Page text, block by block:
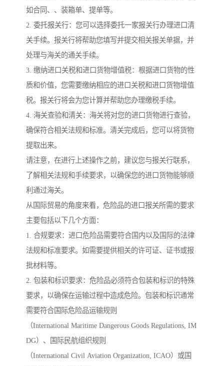
如合同、、装箱单、提单等。
2. 委托报关行：您可以选择委托一家报关行办理进口清
关手续。报关行将帮助您填写并提交相关报关单据，并
处理与海关的通关手续。
3. 缴纳进口关税和进口货物增值税：根据进口货物的性
质和价值，您需要缴纳相应的进口关税和进口货物增值
税。报关行将会为您计算并帮助您办理缴税手续。
4. 海关查验和清关：海关将对您的进口货物进行查验，
确保符合相关法规和标准。清关完成后，您可以将货物
提取出来。
请注意，在进行上述操作之前，建议您与报关行联系，
了解相关法规和手续要求，以确保您的进口货物能够顺
利通过海关。
从国际贸易的角度来看，危险品的进口报关所需的要求
主要包括以下几个方面：
1. 合规要求：进口危险品需要符合国内以及国际的法律
法规和标准要求。如需要提供相关的许可证、证书或报
批材料等。
2. 包装和标识要求：危险品必须符合包装和标识的特殊
要求，以确保在运输过程中造成危险。包装和标识通常
需要符合国际危险品运输规则
（International Maritime Dangerous Goods Regulations, IM
DG）、国际民航组织规则
（International Civil Aviation Organization, ICAO）或国